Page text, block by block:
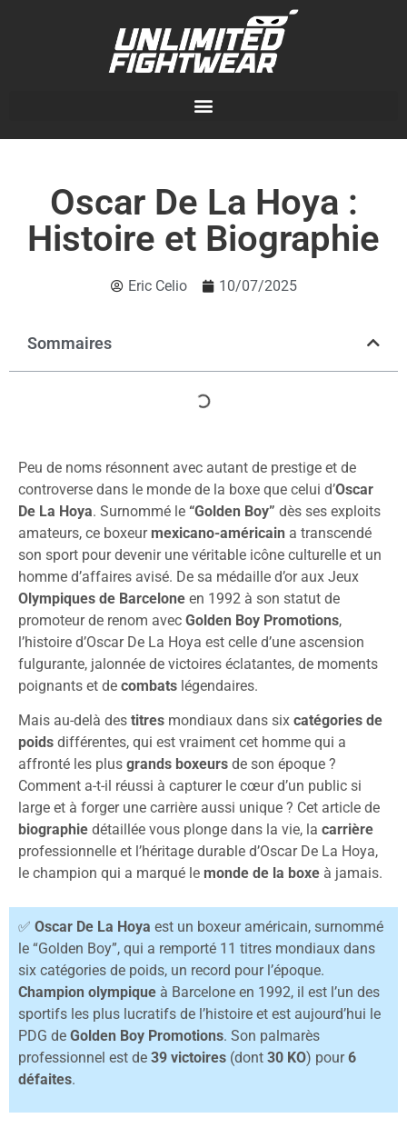
Oscar De La Hoya :
Histoire et Biographie
Eric Celio 10/07/2025
Sommaires
Peu de noms résonnent avec autant de prestige et de
controverse dans le monde de la boxe que celui d’Oscar
De La Hoya. Surnommé le “Golden Boy” dès ses exploits
amateurs, ce boxeur mexicano-américain a transcendé
son sport pour devenir une véritable icône culturelle et un
homme d’affaires avisé. De sa médaille d’or aux Jeux
Olympiques de Barcelone en 1992 à son statut de
promoteur de renom avec Golden Boy Promotions,
l’histoire d’Oscar De La Hoya est celle d’une ascension
fulgurante, jalonnée de victoires éclatantes, de moments
poignants et de combats légendaires.
Mais au-delà des titres mondiaux dans six catégories de
poids différentes, qui est vraiment cet homme qui a
affronté les plus grands boxeurs de son époque ?
Comment a-t-il réussi à capturer le cœur d’un public si
large et à forger une carrière aussi unique ? Cet article de
biographie détaillée vous plonge dans la vie, la carrière
professionnelle et l’héritage durable d’Oscar De La Hoya,
le champion qui a marqué le monde de la boxe à jamais.
✅ Oscar De La Hoya est un boxeur américain, surnommé
le “Golden Boy”, qui a remporté 11 titres mondiaux dans
six catégories de poids, un record pour l’époque.
Champion olympique à Barcelone en 1992, il est l’un des
sportifs les plus lucratifs de l’histoire et est aujourd’hui le
PDG de Golden Boy Promotions. Son palmarès
professionnel est de 39 victoires (dont 30 KO) pour6
défaites.